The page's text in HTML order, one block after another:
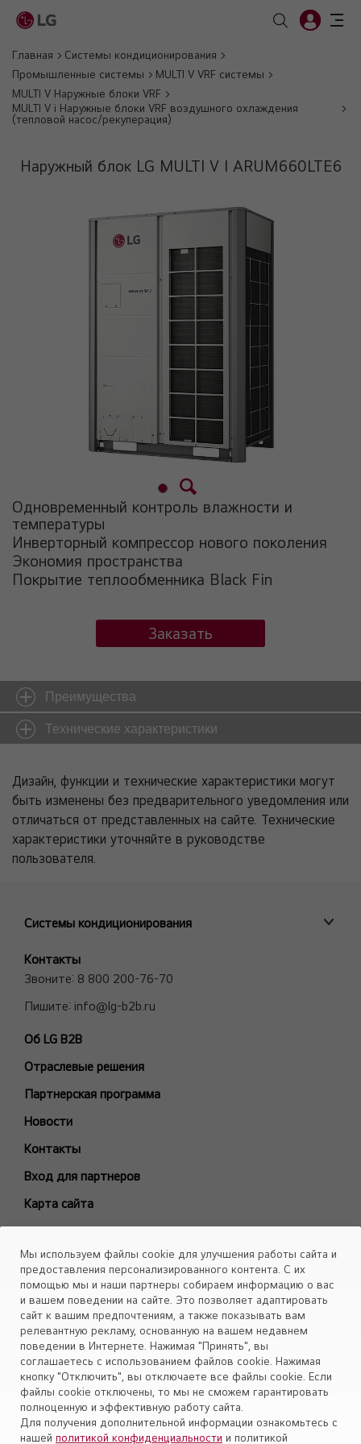
Главная
Системы кондиционирования
Промышленные системы
MULTI V VRF системы
MULTI V Наружные блоки VRF
MULTI V i Наружные блоки VRF воздушного охлаждения
(тепловой насос/рекуперация)
Наружный блок LG MULTI V I ARUM660LTE6
Одновременный контроль влажности и
температуры
Инверторный компрессор нового поколения
Экономия пространства
Покрытие теплообменника Black Fin
Заказать
Преимущества
Технические характеристики
Дизайн, функции и технические характеристики могут
быть изменены без предварительного уведомления или
отличаться от представленных на сайте. Технические
характеристики уточняйте в руководстве
пользователя.
Системы кондиционирования
ПРОМЫШЛЕННЫЕ СИСТЕМЫ
MULTI V VRF системы
Полупромышленные сплит-системы
Холодильные Машины (Чиллеры)
Фанкойлы
Модели снятые с производства
БЫТОВЫЕ СПЛИТ-СИСТЕМЫ
ARTCOOL Mirror
ARTCOOL Objet Green
Deluxe Pro
Air PuriCare
Evo Max
Eco Smart
Look Smart
ProCool
Mega Dual Plus
Контакты
Звоните: 8 800 200-76-70
Пишите: info@lg-b2b.ru
Об LG B2B
Отраслевые решения
Партнерская программа
Новости
Контакты
Вход для партнеров
Карта сайта
Скачать
Объекты
Установите приложение «Cервис кондиционеров LG Aircon»
Мы используем файлы cookie для улучшения работы сайта и
предоставления персонализированного контента. С их
помощью мы и наши партнеры собираем информацию о вас
и вашем поведении на сайте. Это позволяет адаптировать
сайт к вашим предпочтениям, а также показывать вам
релевантную рекламу, основанную на вашем недавнем
поведении в Интернете. Нажимая "Принять", вы
соглашаетесь с использованием файлов cookie. Нажимая
кнопку "Отключить", вы отключаете все файлы cookie. Если
файлы cookie отключены, то мы не сможем гарантировать
полноценную и эффективную работу сайта.
Для получения дополнительной информации ознакомьтесь с
нашей политикой конфиденциальности и политикой